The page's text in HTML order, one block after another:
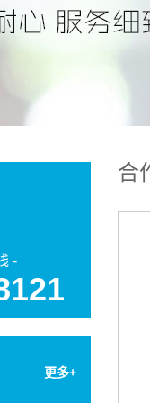
-
更多+
温州不可逆变色测温贴-HQW系列 | 25×21㎜
合